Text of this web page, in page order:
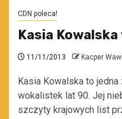
CDN poleca!
Kasia Kowalska
11/11/2013 Kacper
Kasia Kowalska to
wokalistek lat 90. Jej
szczyty krajowych list